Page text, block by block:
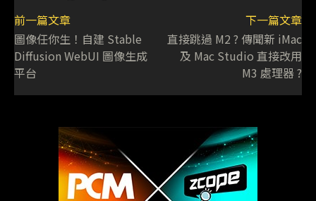
前一篇文章
圖像任你生！自建 Stable
Diffusion WebUI 圖像生成
平台
下一篇文章
直接跳過 M2 ? 傳聞新 iMac
及 Mac Studio 直接改用
M3 處理器 ?